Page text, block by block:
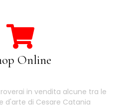
Online
in vendita alcune tra le
d'arte di Cesare Catania